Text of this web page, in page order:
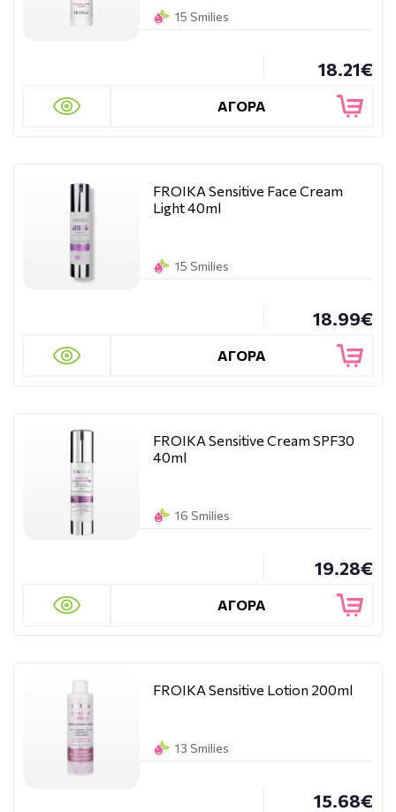
15 Smilies
18.21€
ΑΓΟΡΑ
FROIKA Sensitive Face Cream
Light 40ml
15 Smilies
18.99€
ΑΓΟΡΑ
FROIKA Sensitive Cream SPF30
40ml
16 Smilies
19.28€
ΑΓΟΡΑ
FROIKA Sensitive Lotion 200ml
13 Smilies
15.68€